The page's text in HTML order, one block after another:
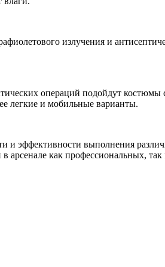
излучения и
операций подойдут
легкие и мобильные варианты.
и эффективности выполнения
арсенале как профессиональных,